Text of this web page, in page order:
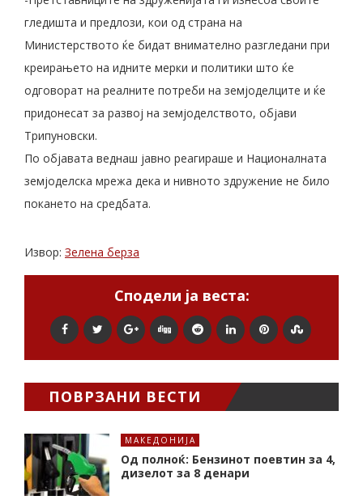
гледишта и предлози, кои од страна на
Министерството ќе бидат внимателно разгледани при
креирањето на идните мерки и политики што ќе
одговорат на реалните потреби на земјоделците и ќе
придонесат за развој на земјоделството, објави
Трипуновски.
По објавата веднаш јавно реагираше и Националната
земјоделска мрежа дека и нивното здружение не било
покането на средбата.
Извор: Зелена берза
Сподели ја веста:
ПОВРЗАНИ ВЕСТИ
МАКЕДОНИЈА
Од полноќ: Бензинот поевтин за 4,
дизелот за 8 денари